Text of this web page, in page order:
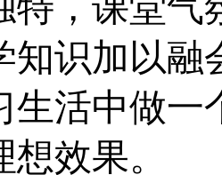
知识加以融
生活中做一
效果。